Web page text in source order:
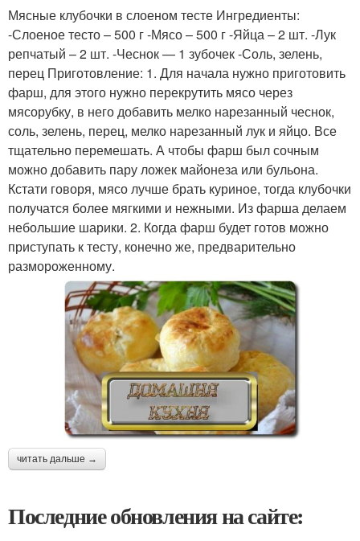
Мясные клубочки в слоеном тесте Ингредиенты:
-Слоеное тесто – 500 г -Мясо – 500 г -Яйца – 2 шт. -Лук
репчатый – 2 шт. -Чеснок — 1 зубочек -Соль, зелень,
перец Приготовление: 1. Для начала нужно приготовить
фарш, для этого нужно перекрутить мясо через
мясорубку, в него добавить мелко нарезанный чеснок,
соль, зелень, перец, мелко нарезанный лук и яйцо. Все
тщательно перемешать. А чтобы фарш был сочным
можно добавить пару ложек майонеза или бульона.
Кстати говоря, мясо лучше брать куриное, тогда клубочки
получатся более мягкими и нежными. Из фарша делаем
небольшие шарики. 2. Когда фарш будет готов можно
приступать к тесту, конечно же, предварительно
размороженному.
читать дальше →
Последние обновления на сайте: